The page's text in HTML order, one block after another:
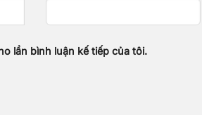
lần bình luận kế tiếp của tôi.